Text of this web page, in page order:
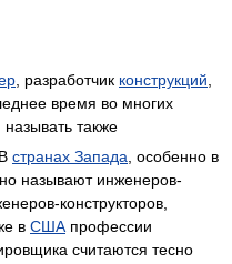
, разработчик конструкций
время во многих
называть также
В странах Запада , особенно в
называют инженеров-
конструкторов,
в США профессии
считаются тесно